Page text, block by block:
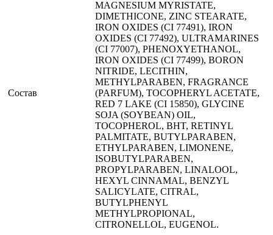
Состав
MAGNESIUM MYRISTATE,
DIMETHICONE, ZINC STEARATE,
IRON OXIDES (CI 77491), IRON
OXIDES (CI 77492), ULTRAMARINES
(CI 77007), PHENOXYETHANOL,
IRON OXIDES (CI 77499), BORON
NITRIDE, LECITHIN,
METHYLPARABEN, FRAGRANCE
(PARFUM), TOCOPHERYL ACETATE,
RED 7 LAKE (CI 15850), GLYCINE
SOJA (SOYBEAN) OIL,
TOCOPHEROL, BHT, RETINYL
PALMITATE, BUTYLPARABEN,
ETHYLPARABEN, LIMONENE,
ISOBUTYLPARABEN,
PROPYLPARABEN, LINALOOL,
HEXYL CINNAMAL, BENZYL
SALICYLATE, CITRAL,
BUTYLPHENYL
METHYLPROPIONAL,
CITRONELLOL, EUGENOL.